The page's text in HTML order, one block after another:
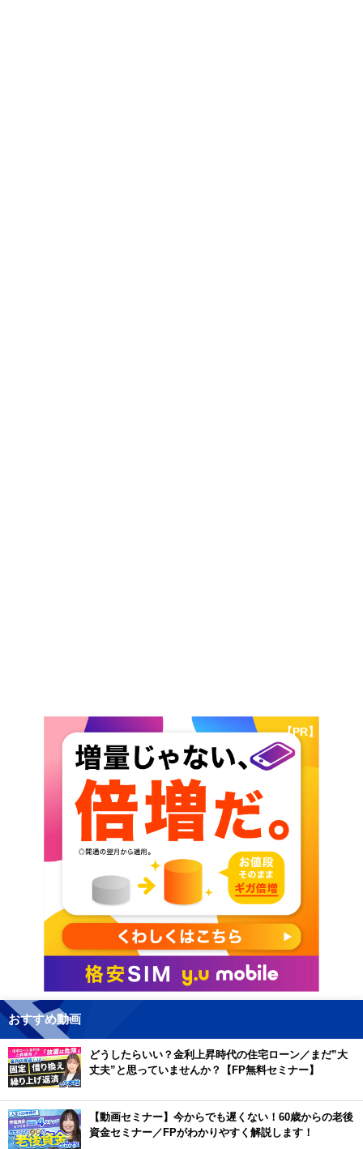
【PR】
おすすめ動画
どうしたらいい？金利上昇時代の住宅ローン／まだ”大
丈夫”と思っていませんか？【FP無料セミナー】
【動画セミナー】今からでも遅くない！60歳からの老後
資金セミナー／FPがわかりやすく解説します！